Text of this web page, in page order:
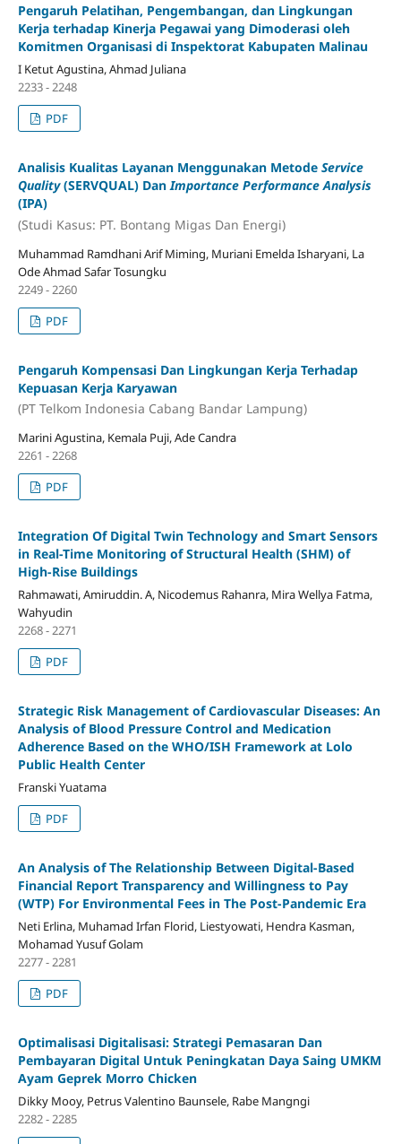
Pengaruh Pelatihan, Pengembangan, dan Lingkungan
Kerja terhadap Kinerja Pegawai yang Dimoderasi oleh
Komitmen Organisasi di Inspektorat Kabupaten Malinau
I Ketut Agustina, Ahmad Juliana
2233 - 2248
PDF
Analisis Kualitas Layanan Menggunakan Metode Service
Quality(SERVQUAL) DanImportance Performance Analysis
(IPA)
(Studi Kasus: PT. Bontang Migas Dan Energi)
Muhammad Ramdhani Arif Miming, Muriani Emelda Isharyani, La
Ode Ahmad Safar Tosungku
2249 - 2260
PDF
Pengaruh Kompensasi Dan Lingkungan Kerja Terhadap
Kepuasan Kerja Karyawan
(PT Telkom Indonesia Cabang Bandar Lampung)
Marini Agustina, Kemala Puji, Ade Candra
2261 - 2268
PDF
Integration Of Digital Twin Technology and Smart Sensors
in Real-Time Monitoring of Structural Health (SHM) of
High-Rise Buildings
Rahmawati, Amiruddin. A, Nicodemus Rahanra, Mira Wellya Fatma,
Wahyudin
2268 - 2271
PDF
Strategic Risk Management of Cardiovascular Diseases: An
Analysis of Blood Pressure Control and Medication
Adherence Based on the WHO/ISH Framework at Lolo
Public Health Center
Franski Yuatama
PDF
An Analysis of The Relationship Between Digital-Based
Financial Report Transparency and Willingness to Pay
(WTP) For Environmental Fees in The Post-Pandemic Era
Neti Erlina, Muhamad Irfan Florid, Liestyowati, Hendra Kasman,
Mohamad Yusuf Golam
2277 - 2281
PDF
Optimalisasi Digitalisasi: Strategi Pemasaran Dan
Pembayaran Digital Untuk Peningkatan Daya Saing UMKM
Ayam Geprek Morro Chicken
Dikky Mooy, Petrus Valentino Baunsele, Rabe Mangngi
2282 - 2285